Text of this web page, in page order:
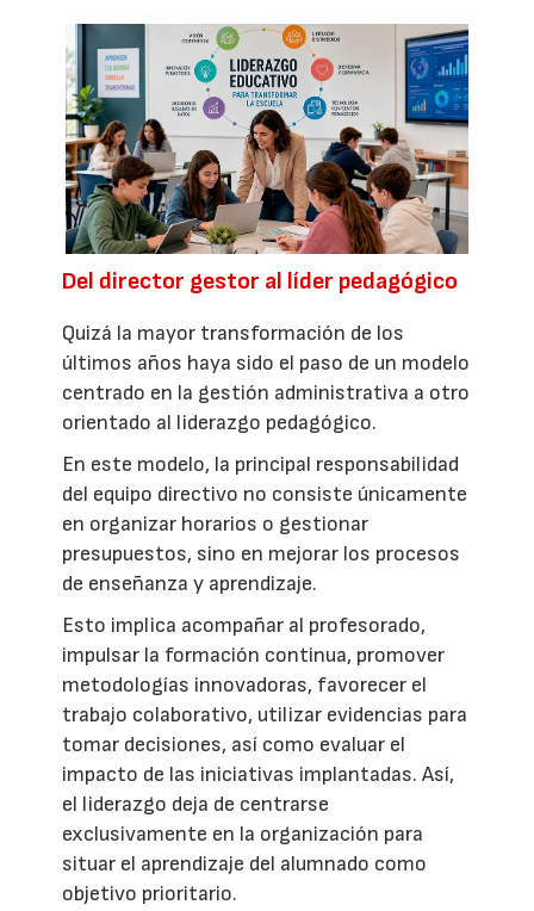
Del director gestor al líder pedagógico
Quizá la mayor transformación de los
últimos años haya sido el paso de un modelo
centrado en la gestión administrativa a otro
orientado al liderazgo pedagógico.
En este modelo, la principal responsabilidad
del equipo directivo no consiste únicamente
en organizar horarios o gestionar
presupuestos, sino en mejorar los procesos
de enseñanza y aprendizaje.
Esto implica acompañar al profesorado,
impulsar la formación continua, promover
metodologías innovadoras, favorecer el
trabajo colaborativo, utilizar evidencias para
tomar decisiones, así como evaluar el
impacto de las iniciativas implantadas. Así,
el liderazgo deja de centrarse
exclusivamente en la organización para
situar el aprendizaje del alumnado como
objetivo prioritario.